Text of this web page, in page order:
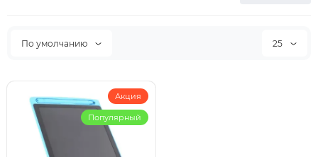
По умолчанию 25
Акция
Популярный